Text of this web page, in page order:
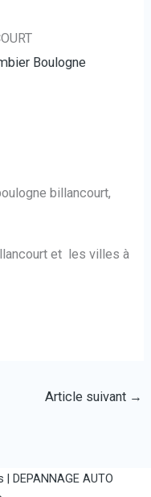
Boulogne
billancourt,
et les villes à
Article suivant →
| DEPANNAGE AUTO